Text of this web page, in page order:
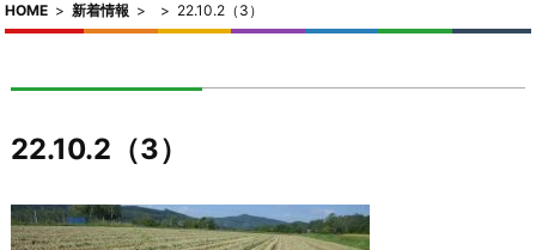
HOME > 新着情報 > > 22.10.2（3）
22.10.2（3）